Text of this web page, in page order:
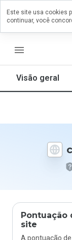
menu
Visão geral
Pontuação
site
A pontuação
um
que
Este site usa cookies
continuar, você